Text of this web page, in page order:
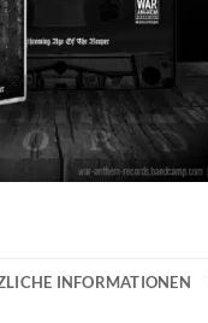
INFORMATIONEN